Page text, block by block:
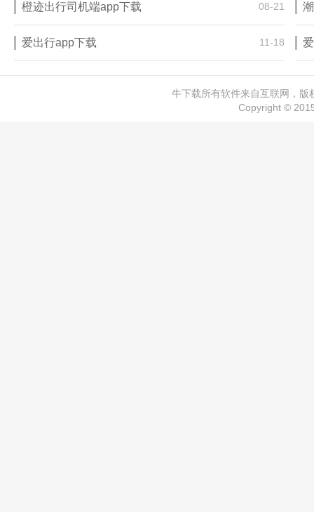
橙迹出行司机端app下载 08-21
爱出行app下载 11-18
牛下载所有软件来自互联网，
Copyright ©